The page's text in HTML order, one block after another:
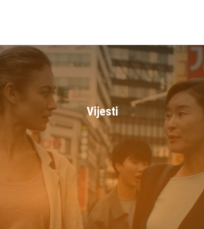
Vijesti